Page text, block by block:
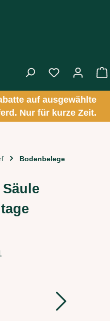
auf ausgewählte
Nur für kurze Zeit.
Bodenbelege